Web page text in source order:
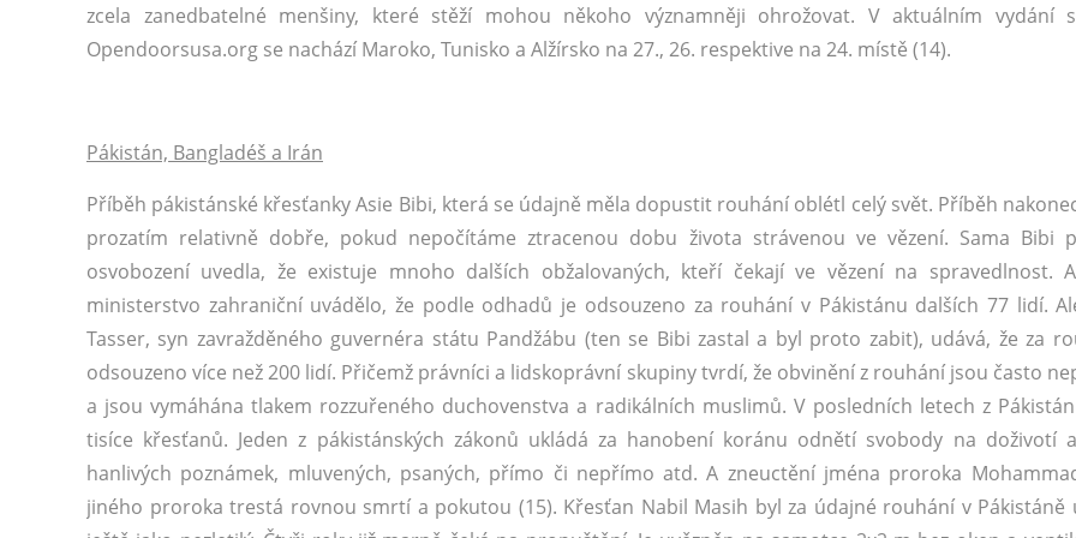
zcela zanedbatelné menšiny, které stěží mohou někoho významněji ohrožovat. V aktuálním vydání
Opendoorsusa.org se nachází Maroko, Tunisko a Alžírsko na 27., 26. respektive na 24. místě (14).
Pákistán, Bangladéš a Irán
Příběh pákistánské křesťanky Asie Bibi, která se údajně měla dopustit rouhání oblétl celý svět. Příběh
prozatím relativně dobře, pokud nepočítáme ztracenou dobu života strávenou ve vězení. Sama Bibi
osvobození uvedla, že existuje mnoho dalších obžalovaných, kteří čekají ve vězení na spravedlnost.
ministerstvo zahraniční uvádělo, že podle odhadů je odsouzeno za rouhání v Pákistánu dalších 77 lidí.
Tasser, syn zavražděného guvernéra státu Pandžábu (ten se Bibi zastal a byl proto zabit), udává, že za
odsouzeno více než 200 lidí. Přičemž právníci a lidskoprávní skupiny tvrdí, že obvinění z rouhání jsou často
a jsou vymáhána tlakem rozzuřeného duchovenstva a radikálních muslimů. V posledních letech z
tisíce křesťanů. Jeden z pákistánských zákonů ukládá za hanobení koránu odnětí svobody na doživotí
hanlivých poznámek, mluvených, psaných, přímo či nepřímo atd. A zneuctění jména proroka
jiného proroka trestá rovnou smrtí a pokutou (15). Křesťan Nabil Masih byl za údajné rouhání v Pákistáně